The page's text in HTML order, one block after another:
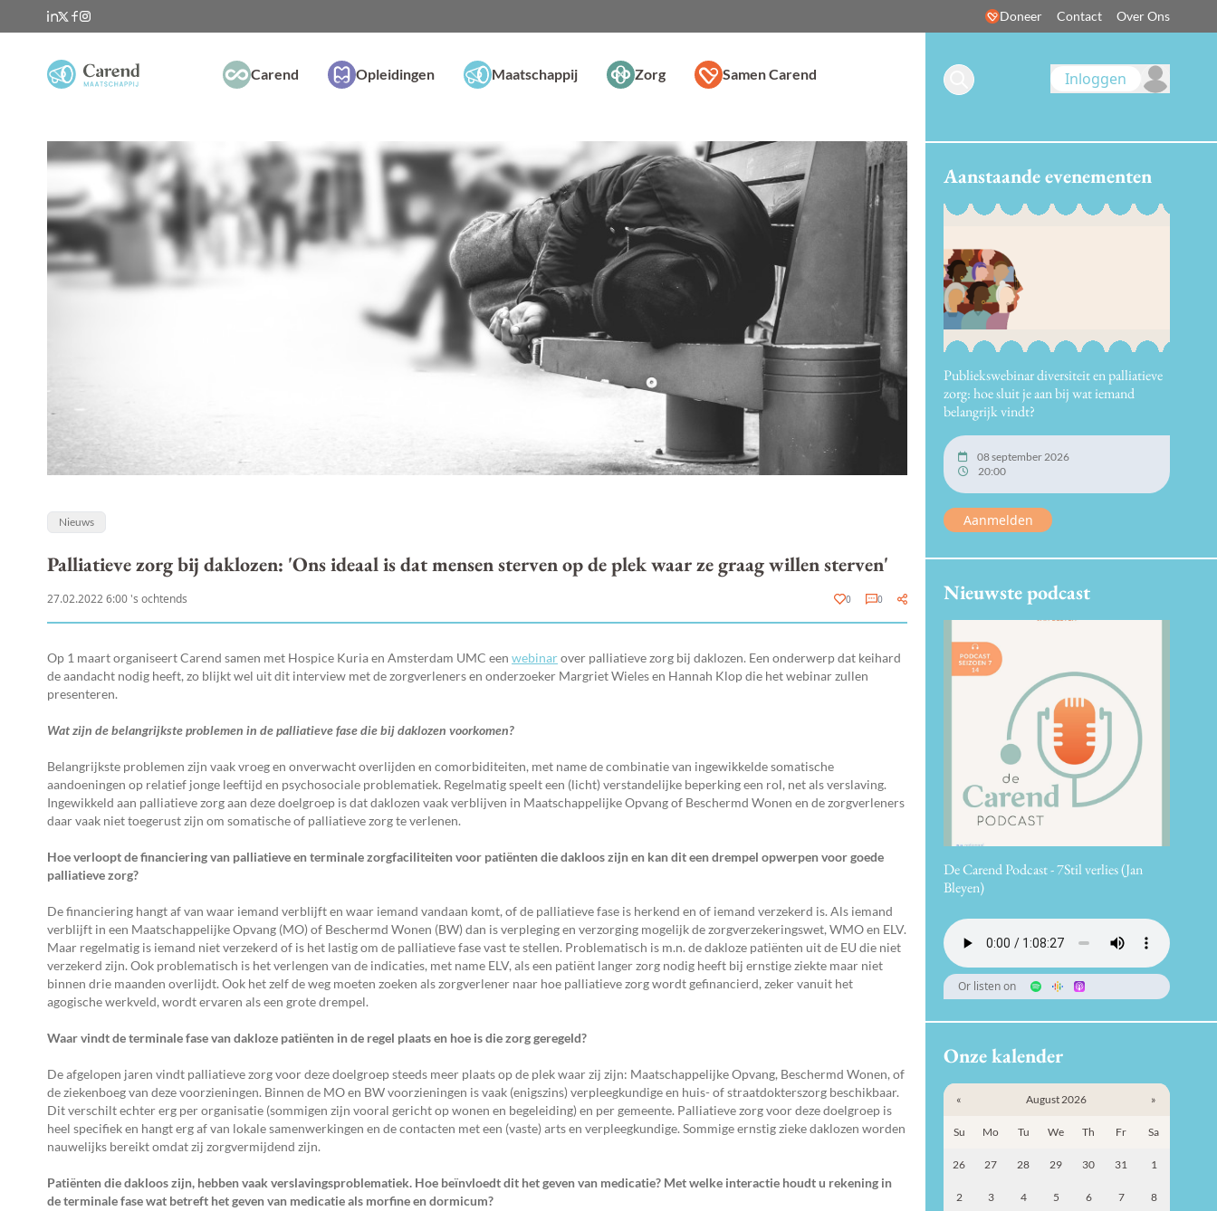
Doneer Contact Over Ons
Carend Opleidingen Maatschappij Zorg Samen Carend
Nieuws
Palliatieve zorg bij daklozen: 'Ons ideaal is dat mensen sterven op de plek waar ze graag willen sterven'
27.02.2022 6:00 's ochtends 0 0
Op 1 maart organiseert Carend samen met Hospice Kuria en Amsterdam UMC een webinarover palliatieve zorg bij daklozen. Een onderwerp dat keihard
de aandacht nodig heeft, zo blijkt wel uit dit interview met de zorgverleners en onderzoeker Margriet Wieles en Hannah Klop die het webinar zullen
presenteren.
Wat zijn de belangrijkste problemen in de palliatieve fase die bij daklozen voorkomen?
Belangrijkste problemen zijn vaak vroeg en onverwacht overlijden en comorbiditeiten, met name de combinatie van ingewikkelde somatische
aandoeningen op relatief jonge leeftijd en psychosociale problematiek. Regelmatig speelt een (licht) verstandelijke beperking een rol, net als verslaving.
Ingewikkeld aan palliatieve zorg aan deze doelgroep is dat daklozen vaak verblijven in Maatschappelijke Opvang of Beschermd Wonen en de zorgverleners
daar vaak niet toegerust zijn om somatische of palliatieve zorg te verlenen.
Hoe verloopt de financiering van palliatieve en terminale zorgfaciliteiten voor patiënten diedakloos zijn en kan dit een drempel opwerpen voor goede
palliatieve zorg?
De financiering hangt af van waar iemand verblijft en waar iemand vandaan komt, of de palliatieve fase is herkend en of iemand verzekerd is. Als iemand
verblijft in een Maatschappelijke Opvang (MO) of Beschermd Wonen (BW) dan is verpleging en verzorging mogelijk de zorgverzekeringswet, WMO en ELV.
Maar regelmatig is iemand niet verzekerd of is het lastig om de palliatieve fase vast te stellen. Problematisch is m.n. de dakloze patiënten uit de EU die niet
verzekerd zijn. Ook problematisch is het verlengen van de indicaties, met name ELV, als een patiënt langer zorg nodig heeft bij ernstige ziekte maar niet
binnen drie maanden overlijdt. Ook het zelf de weg moeten zoeken als zorgverlener naar hoe palliatieve zorg wordt gefinancierd, zeker vanuit het
agogische werkveld, wordt ervaren als een grote drempel.
Waar vindt de terminale fase van dakloze patiënten in de regel plaats en hoe is die zorggeregeld?
De afgelopen jaren vindt palliatieve zorg voor deze doelgroep steeds meer plaats op de plek waar zij zijn: Maatschappelijke Opvang, Beschermd Wonen, of
de ziekenboeg van deze voorzieningen. Binnen de MO en BW voorzieningen is vaak (enigszins) verpleegkundige en huis- of straatdokterszorg beschikbaar.
Dit verschilt echter erg per organisatie (sommigen zijn vooral gericht op wonen en begeleiding) en per gemeente. Palliatieve zorg voor deze doelgroep is
heel specifiek en hangt erg af van lokale samenwerkingen en de contacten met een (vaste) arts en verpleegkundige. Sommige ernstig zieke daklozen worden
nauwelijks bereikt omdat zij zorgvermijdend zijn.
Patiënten die dakloos zijn, hebben vaak verslavingsproblematiek. Hoe beïnvloedt dit hetgeven van medicatie? Met welke interactie houdt u rekening in
de terminale fase wat betreft het geven van medicatie als morfine en dormicum?
Inloggen
Aanstaande evenementen
Publiekswebinar diversiteit en palliatieve
zorg: hoe sluit je aan bij wat iemand
belangrijk vindt?
08 september 2026
20:00
Aanmelden
Nieuwste podcast
De Carend Podcast - 7Stil verlies (Jan
Bleyen)
Or listen on
Onze kalender
« August 2026 »
Su Mo Tu We Th Fr Sa
26 27 28 29 30 31 1
2 3 4 5 6 7 8